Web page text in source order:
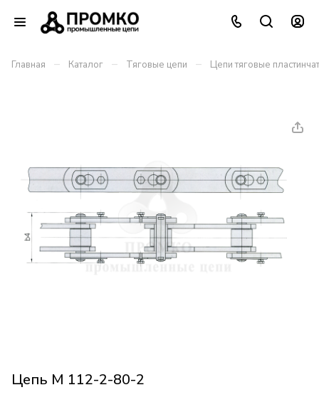
Главная – Каталог – Тяговые цепи – Цепи тяговые
Цепь М 112-2-80-2